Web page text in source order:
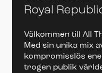
Royal
Välkommen till All
Med sin unika mix
kompromisslös
trogen publik